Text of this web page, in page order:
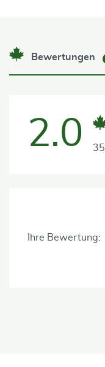
Bewertungen
2.0
Ihre Bewertung: